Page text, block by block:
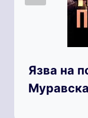
Язва на